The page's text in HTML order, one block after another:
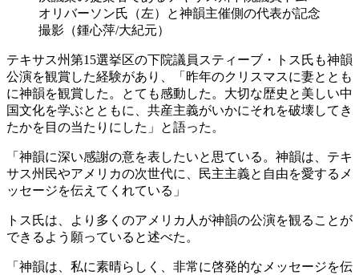
オリバーソン氏（左）と神韻主催側の代表が記念
撮影（鍾心萍/大紀元）
テキサス州第15選挙区の下院議員スティーブ・トス氏も神韻
公演を観賞した経験があり、「昨年のクリスマスに妻ととも
に神韻を観賞した。とても感動した。大切な歴史と美しい中
国文化を学ぶとともに、共産主義がいかにそれを破壊してき
たかを目の当たりにした」と語った。
「神韻に深い感謝の意を表したいと思ている。神韻は、テキ
サス州民やアメリカの次世代に、民主主義と自由を愛するメ
ッセージを伝えてくれている」
トス氏は、より多くのアメリカ人が神韻の公演を観ることが
できるよう願っていると述べた。
「神韻は、私に素晴らしく、非常に啓発的なメッセージを伝